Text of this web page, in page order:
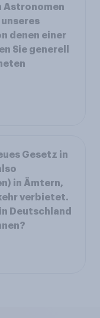
Astronomen
denen einer
Sie generell
Gesetz in
in Ämtern,
verbietet.
Deutschland